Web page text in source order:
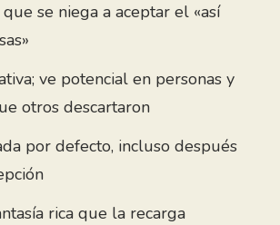
se niega a aceptar el «así
ve potencial en personas y
otros descartaron
por defecto, incluso después
rica que la recarga